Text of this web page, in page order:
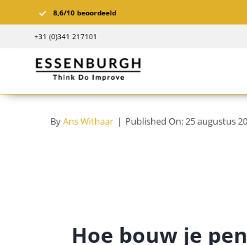
naar
8,6/10 beoordeeld
+31 (0)341 217101
ByAns Withaar | Published On: 25 augustus
Hoe bouw je